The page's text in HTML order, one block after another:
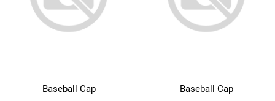
Baseball Cap Baseball Cap